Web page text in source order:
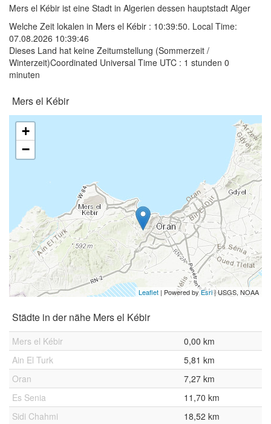
Mers el Kébir ist eine Stadt in Algerien dessen hauptstadt Alger
Welche Zeit lokalen in Mers el Kébir : 10:39:50. Local Time:
07.08.2026 10:39:46
Dieses Land hat keine Zeitumstellung (Sommerzeit /
Winterzeit)Coordinated Universal Time UTC : 1 stunden 0
minuten
Mers el Kébir
+
−
Leaflet | Powered byEsri|USGS, NOAA
Städte in der nähe Mers el Kébir
Mers el Kébir
0,00 km
Ain El Turk
5,81 km
Oran
7,27 km
Es Senia
11,70 km
Sidi Chahmi
18,52 km